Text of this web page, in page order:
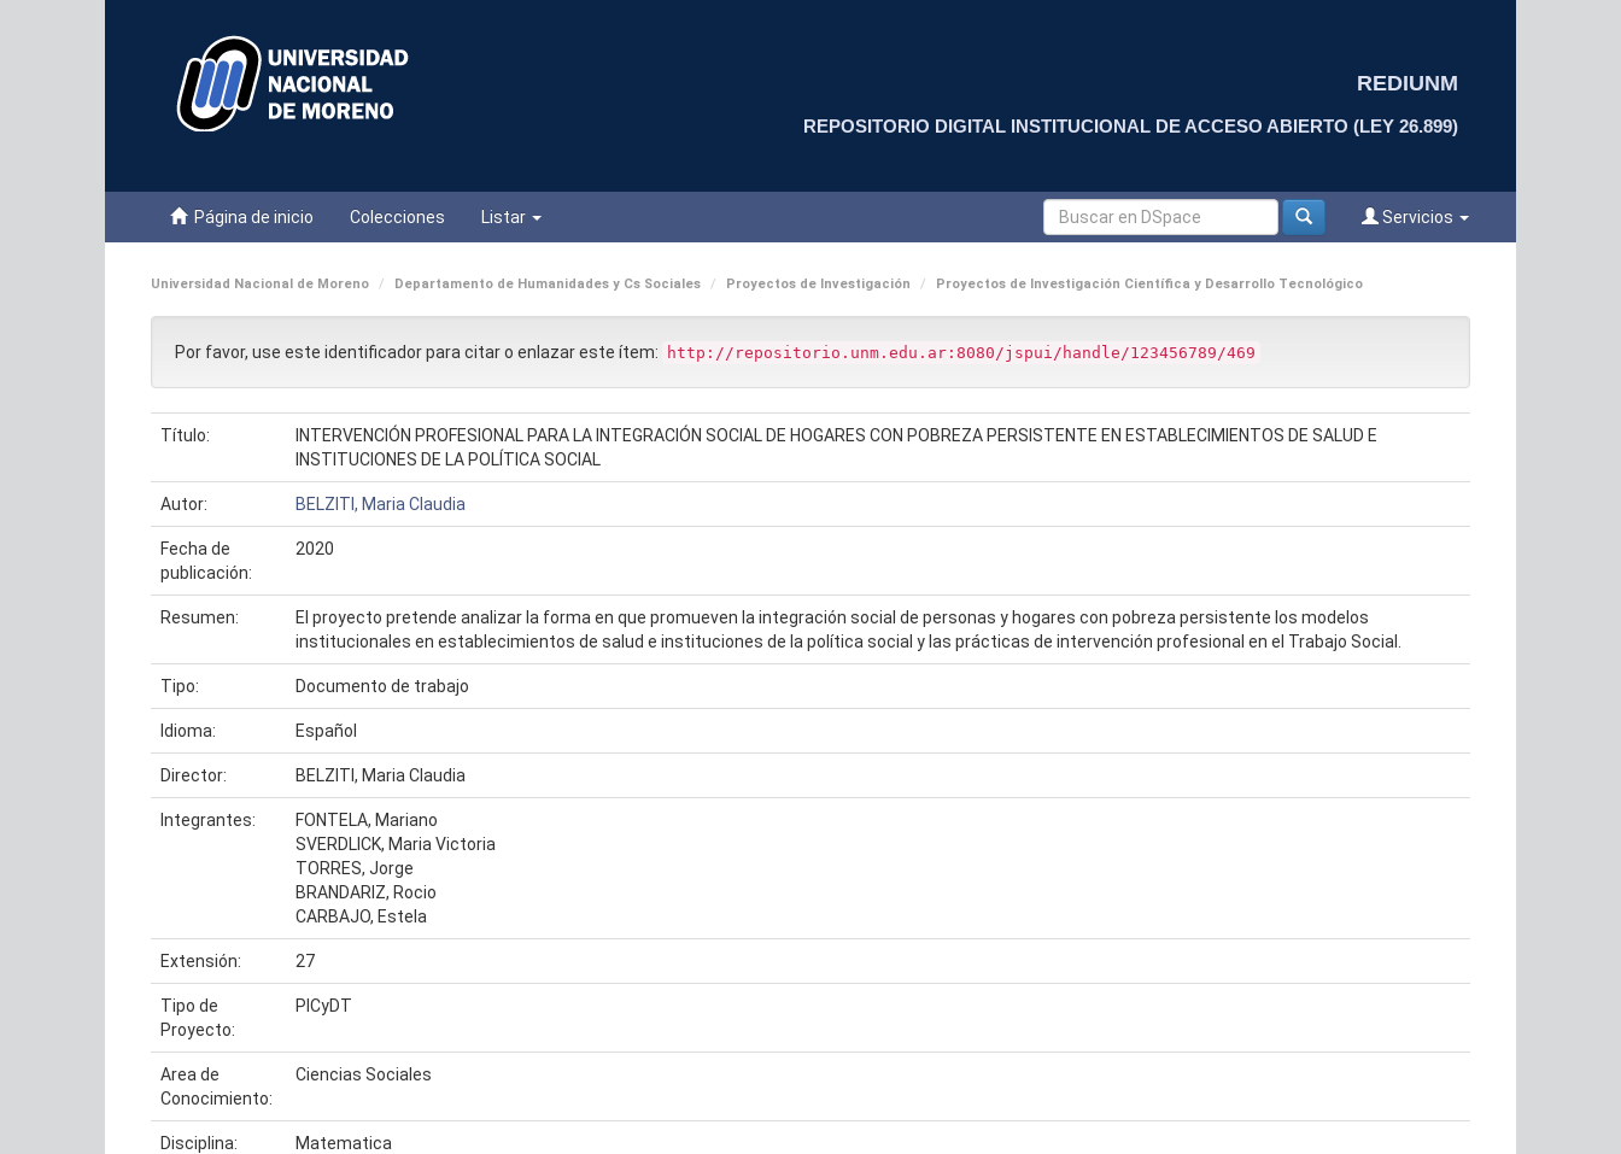
REDIUNM
REPOSITORIO DIGITAL INSTITUCIONAL DE ACCESO ABIERTO (LEY 26.899)
Página de inicio Colecciones Listar Servicios
Universidad Nacional de Moreno Departamento de Humanidades y Cs Sociales Proyectos de Investigación Proyectos de Investigación Científica y Desarrollo Tecnológico
Por favor, use este identificador para citar o enlazar este ítem: http://repositorio.unm.edu.ar:8080/jspui/handle/123456789/469
Título:
INTERVENCIÓN PROFESIONAL PARA LA INTEGRACIÓN SOCIAL DE HOGARES CON POBREZA PERSISTENTE EN ESTABLECIMIENTOS DE SALUD E
INSTITUCIONES DE LA POLÍTICA SOCIAL
Autor: BELZITI, Maria Claudia
Fecha de
publicación:
2020
Resumen:
El proyecto pretende analizar la forma en que promueven la integración social de personas y hogares con pobreza persistente los modelos
institucionales en establecimientos de salud e instituciones de la política social y las prácticas de intervención profesional en el Trabajo Social.
Tipo: Documento de trabajo
Idioma: Español
Director: BELZITI, Maria Claudia
Integrantes:
FONTELA, Mariano
SVERDLICK, Maria Victoria
TORRES, Jorge
BRANDARIZ, Rocio
CARBAJO, Estela
Extensión: 27
Tipo de
Proyecto:
PICyDT
Area de
Conocimiento:
Ciencias Sociales
Disciplina: Matematica